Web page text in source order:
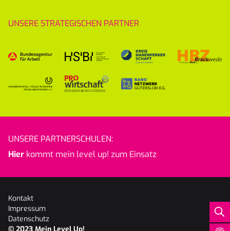
UNSERE STRATEGISCHEN PARTNER
UNSERE PARTNERSCHULEN:
Hier kommt mein level up! zum Einsatz
Kontakt
Impressum
Datenschutz